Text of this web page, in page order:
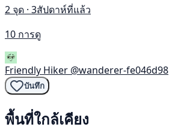
2 จุด · 3สัปดาห์ที่แล้ว
10 การดู
Friendly Hiker @wanderer-fe046d98
บันทึก
พื้นที่ใกล้เคียง